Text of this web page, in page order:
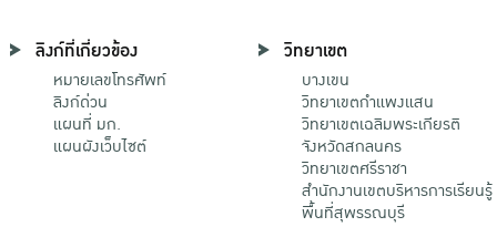
ลิงก์ที่เกี่ยวข้อง
หมายเลขโทรศัพท์
ลิงก์ด่วน
แผนที่ มก.
แผนผังเว็บไซต์
วิทยาเขต
บางเขน
วิทยาเขตกําแพงแสน
วิทยาเขตเฉลิมพระเกียรติ
จังหวัดสกลนคร
วิทยาเขตศรีราชา
สำนักงานเขตบริหารการเรียนรู้
พื้นที่สุพรรณบุรี